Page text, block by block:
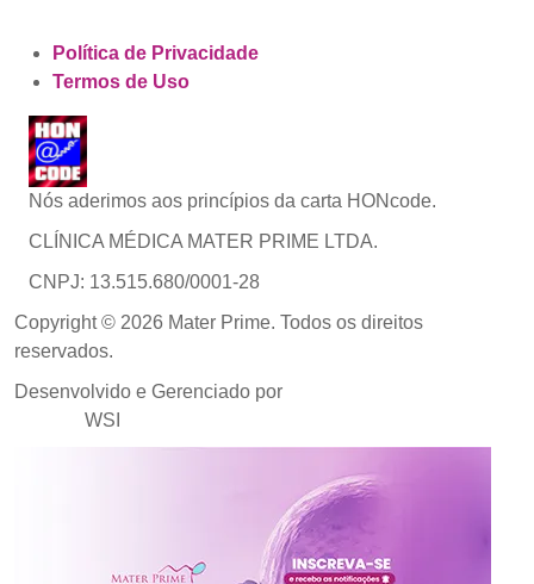
Política de Privacidade
Termos de Uso
Nós aderimos aos princípios da carta HONcode.
CLÍNICA MÉDICA MATER PRIME LTDA.
CNPJ: 13.515.680/0001-28
Copyright © 2026 Mater Prime. Todos os direitos
reservados.
Desenvolvido e Gerenciado por
WSI